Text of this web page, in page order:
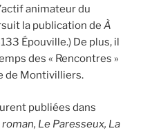
animateur du
la publication de À
Épouville.) De plus, il
des « Rencontres »
de Montivilliers.
publiées dans
roman, Le Paresseux, La